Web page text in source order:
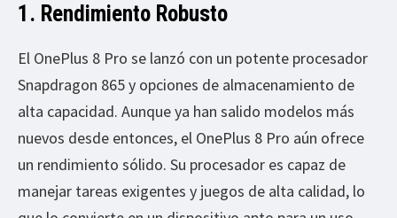
1. Rendimiento Robusto
El OnePlus 8 Pro se lanzó con un potente procesador
Snapdragon 865 y opciones de almacenamiento de
alta capacidad. Aunque ya han salido modelos más
nuevos desde entonces, el OnePlus 8 Pro aún ofrece
un rendimiento sólido. Su procesador es capaz de
manejar tareas exigentes y juegos de alta calidad, lo